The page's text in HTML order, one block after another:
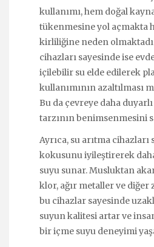
kullanımı, hem doğal
tükenmesine yol açmakta
kirliliğine neden
cihazları sayesinde ise
içilebilir su elde edilerek
kullanımının azaltılması
Bu da çevreye daha
tarzının benimsenmesini
Ayrıca, su arıtma cihazları
kokusunu iyileştirerek
suyu sunar. Musluktan
klor, ağır metaller ve diğer
bu cihazlar sayesinde
suyun kalitesi artar ve
bir içme suyu deneyimi